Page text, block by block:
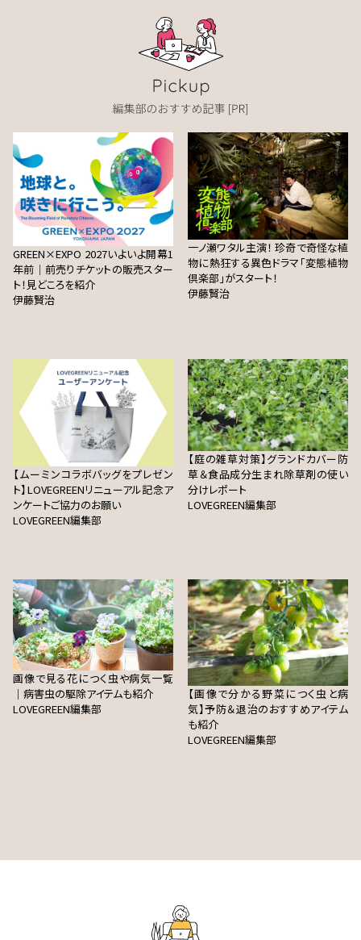
GREEN×EXPO 2027いよいよ開幕1
年前｜前売りチケットの販売スター
ト！見どころを紹介
伊藤賢治
一ノ瀬ワタル主演！ 珍奇で奇怪な植
物に熱狂する異色ドラマ「変態植物
倶楽部」がスタート！
伊藤賢治
【ムーミンコラボバッグをプレゼン
ト】LOVEGREENリニューアル記念ア
ンケートご協力のお願い
LOVEGREEN編集部
【庭の雑草対策】グランドカバー防
草＆食品成分生まれ除草剤の使い
分けレポート
LOVEGREEN編集部
画像で見る花につく虫や病気一覧
｜病害虫の駆除アイテムも紹介
LOVEGREEN編集部
【画像で分かる野菜につく虫と病
気】予防＆退治のおすすめアイテム
も紹介
LOVEGREEN編集部